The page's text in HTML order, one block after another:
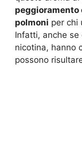
polmoni per chi
Infatti, anche se
nicotina, hanno
possono